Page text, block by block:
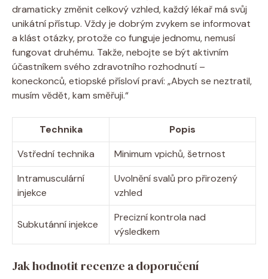
dramaticky změnit celkový vzhled, každý lékař má svůj
unikátní přístup. Vždy je dobrým zvykem se informovat
a klást otázky, protože co funguje jednomu, nemusí
fungovat druhému. Takže, nebojte se být aktivním
účastníkem svého zdravotního rozhodnutí –
koneckonců, etiopské přísloví praví: „Abych se neztratil,
musím vědět, kam směřuji.“
Technika
Popis
Vstřední technika
Minimum vpichů, šetrnost
Intramusculární
injekce
Uvolnění svalů pro přirozený
vzhled
Subkutánní injekce
Precizní kontrola nad
výsledkem
Jak hodnotit recenze a doporučení